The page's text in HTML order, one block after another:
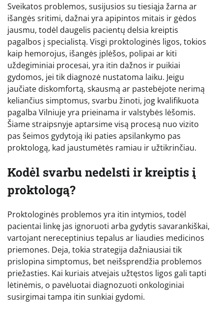
Sveikatos problemos, susijusios su tiesiąja žarna ar
išangės sritimi, dažnai yra apipintos mitais ir gėdos
jausmu, todėl daugelis pacientų delsia kreiptis
pagalbos į specialistą. Visgi proktologinės ligos, tokios
kaip hemorojus, išangės įplėšos, polipai ar kiti
uždegiminiai procesai, yra itin dažnos ir puikiai
gydomos, jei tik diagnozė nustatoma laiku. Jeigu
jaučiate diskomfortą, skausmą ar pastebėjote nerimą
keliančius simptomus, svarbu žinoti, jog kvalifikuota
pagalba Vilniuje yra prieinama ir valstybės lėšomis.
Šiame straipsnyje aptarsime visą procesą nuo vizito
pas šeimos gydytoją iki paties apsilankymo pas
proktologą, kad jaustumėtės ramiau ir užtikrinčiau.
Kodėl svarbu nedelsti ir kreiptis į
proktologą?
Proktologinės problemos yra itin intymios, todėl
pacientai linkę jas ignoruoti arba gydytis savarankiškai,
vartojant nereceptinius tepalus ar liaudies medicinos
priemones. Deja, tokia strategija dažniausiai tik
prislopina simptomus, bet neišsprendžia problemos
priežasties. Kai kuriais atvejais užtęstos ligos gali tapti
lėtinėmis, o pavėluotai diagnozuoti onkologiniai
susirgimai tampa itin sunkiai gydomi.